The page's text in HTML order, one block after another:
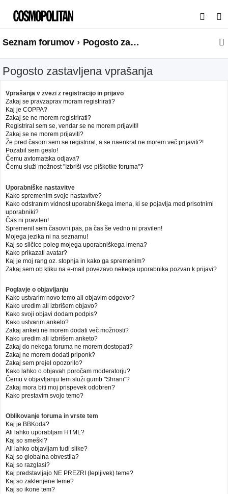
s
a
Seznam forumov Pogosto zastavljena vprašanja
Pogosto zastavljena vprašanja
Vprašanja v zvezi z registracijo in prijavo
Zakaj se pravzaprav moram registrirati?
Kaj je COPPA?
Zakaj se ne morem registrirati?
Registriral sem se, vendar se ne morem prijaviti!
Zakaj se ne morem prijaviti?
Že pred časom sem se registriral, a se naenkrat ne morem več prijaviti?!
Pozabil sem geslo!
Čemu avtomatska odjava?
Čemu služi možnost "Izbriši vse piškotke foruma"?
Uporabniške nastavitve
Kako spremenim svoje nastavitve?
Kako odstranim vidnost uporabniškega imena, ki se pojavlja med prisotnimi
uporabniki?
Čas ni pravilen!
Spremenil sem časovni pas, pa čas še vedno ni pravilen!
Mojega jezika ni na seznamu!
Kaj so sličice poleg mojega uporabniškega imena?
Kako prikazati avatar?
Kaj je moj rang oz. stopnja in kako ga spremenim?
Zakaj sem ob kliku na e-mail povezavo nekega uporabnika pozvan k prijavi?
Poglavje o objavljanju
Kako ustvarim novo temo ali objavim odgovor?
Kako uredim ali izbrišem objavo?
Kako svoji objavi dodam podpis?
Kako ustvarim anketo?
Zakaj anketi ne morem dodati več možnosti?
Kako uredim ali izbrišem anketo?
Zakaj do nekega foruma ne morem dostopati?
Zakaj ne morem dodati priponk?
Zakaj sem prejel opozorilo?
Kako lahko o objavah poročam moderatorju?
Čemu v objavljanju tem služi gumb "Shrani"?
Zakaj mora biti moj prispevek odobren?
Kako prestavim svojo temo?
Oblikovanje foruma in vrste tem
Kaj je BBKoda?
Ali lahko uporabljam HTML?
Kaj so smeški?
Ali lahko objavljam tudi slike?
Kaj so globalna obvestila?
Kaj so razglasi?
Kaj predstavljajo NE PREZRI (lepljivek) teme?
Kaj so zaklenjene teme?
Kaj so ikone tem?